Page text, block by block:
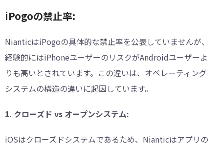
iPogoの禁止率:
NianticはiPogoの具体的な禁止率を公表していませんが、
経験的にはiPhoneユーザーのリスクがAndroidユーザーよ
りも高いとされています。この違いは、オペレーティング
システムの構造の違いに起因しています。
1. クローズド vs オープンシステム:
iOSはクローズドシステムであるため、Nianticはアプリの